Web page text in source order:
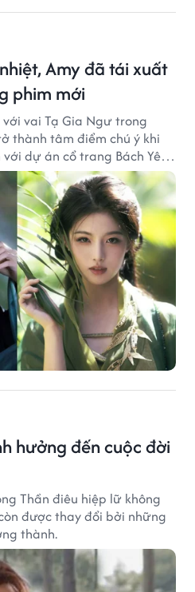
Amy đã tái xuất
phim mới
vai Tạ Gia Ngư trong
thành tâm điểm chú ý khi
dự án cổ trang Bách Yêu
hưởng đến cuộc đời
Thần điêu hiệp lữ không
được thay đổi bởi những
thành.